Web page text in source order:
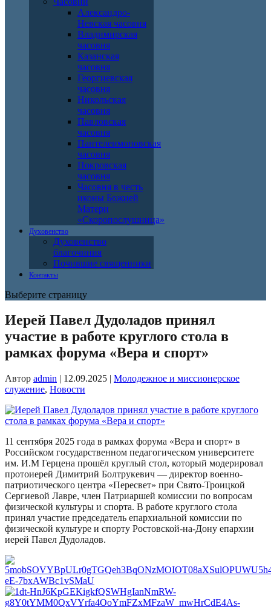
Александро-
Невская часовня
Владимирская
часовня
Казанская
часовня
Георгиевская
часовня
Никольская
часовня
Павловская
часовня
Пантелеимоновская
часовня
Покровская
часовня
Часовня в честь
иконы Божией
Матери
«Скоропослушница»
Духовенство
Духовенство
благочиния
Почившие священники
Контакты
Выберите страницу
Иерей Павел Дудоладов принял
участие в работе круглого стола в
рамках форума «Вера и спорт»
Автор admin | 12.09.2025 | Молодежное и миссионерское
служение, Новости
11 сентября 2025 года в рамках форума «Вера и спорт» в
Российском государственном педагогическом университете
им. И.М Герцена прошёл круглый стол, который модерировал
протоиерей Димитрий Болтрукевич — директор военно-
патриотического центра «Пересвет» при Свято-Троицкой
Сергиевой Лавре, член Патриаршей комиссии по вопросам
физической культуры и спорта. В работе круглого стола
принял участие председатель епархиальной комиссии по
физической культуре и спорту Ростовской-на-Дону епархии
иерей Павел Дудоладов.